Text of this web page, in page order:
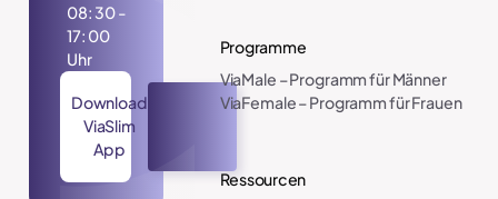
08:30 -
17:00
Uhr
Download
ViaSlim
App
Programme
ViaMale – Programm für Männer
ViaFemale – Programm für Frauen
Ressourcen